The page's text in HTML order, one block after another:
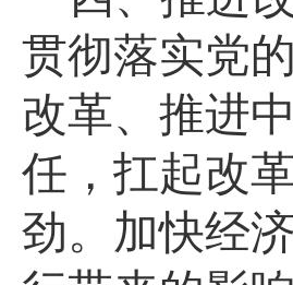
贯彻落实党
改革、推进
任，扛起改
劲。 加快经